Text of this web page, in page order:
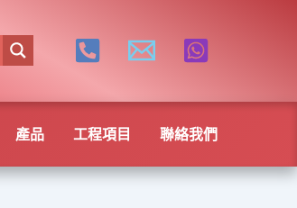
產品 工程項目 聯絡我們